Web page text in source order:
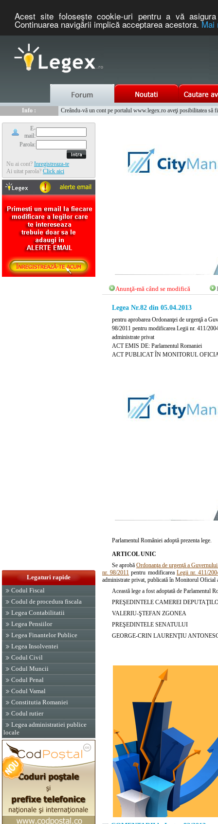
Acest site foloseşte cookie-uri pentru a vă
Continuarea navigării implică acceptarea acestora.Mai
Info :
Creându-vă un cont pe portalul www.legex.ro aveţi posibilitatea să
E-
mail:
Parola:
Nu ai cont? Inregistreaza-te
Ai uitat parola? Click aici
Legaturi rapide
Codul Fiscal
Codul de procedura fiscala
Legea Contabilitatii
Legea Pensiilor
Legea Finantelor Publice
Legea Insolventei
Codul Civil
Codul Muncii
Codul Penal
Codul Vamal
Constitutia Romaniei
Codul rutier
Legea administratiei publice
locale
Anunţă-mă când se modifică
Legea Nr.82 din 05.04.2013
pentru aprobarea Ordonanţei de urgenţă a
98/2011 pentru modificarea Legii nr. 411/
administrate privat
ACT EMIS DE: Parlamentul Romaniei
ACT PUBLICAT ÎN MONITORUL
Parlamentul României adoptă prezenta lege.
ARTICOL UNIC
Se aprobă Ordonanţa de urgenţă a
nr. 98/2011 pentru modificarea Legii nr. 411/
administrate privat, publicată în Monitorul Oficial
Această lege a fost adoptată de Parlamentul
PREŞEDINTELE CAMEREI
VALERIU-ŞTEFAN ZGONEA
PREŞEDINTELE SENATULUI
GEORGE-CRIN LAURENŢIU